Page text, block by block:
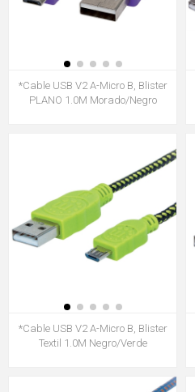
*Cable USB V2 A-Micro B, Blister
PLANO 1.0M Morado/Negro
*Cable USB V2 A-Micro B, Blister
Textil 1.0M Negro/Verde